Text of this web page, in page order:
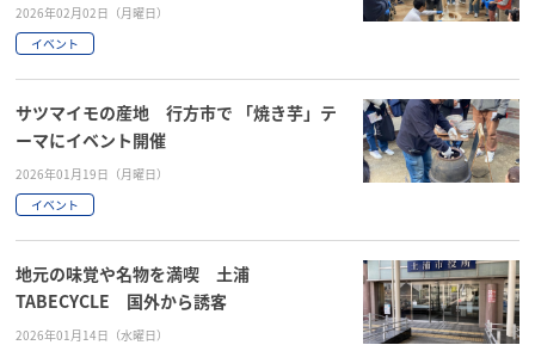
2026年02月02日（月曜日）
イベント
サツマイモの産地 行方市で 「焼き芋」テ
ーマにイベント開催
2026年01月19日（月曜日）
イベント
地元の味覚や名物を満喫 土浦
TABECYCLE 国外から誘客
2026年01月14日（水曜日）